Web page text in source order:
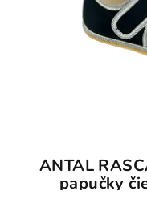
ANTAL
papučky